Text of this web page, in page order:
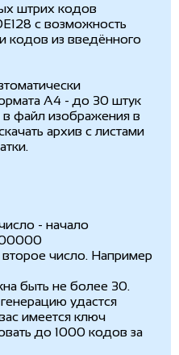
штрих кодов
с возможность
кодов из введённого
А4 - до 30 штук
в файл изображения в
архив с листами
- начало
число. Например
быть не более 30.
удастся
имеется ключ
до 1000 кодов за